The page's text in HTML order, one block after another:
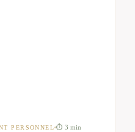
PERSONNEL ⏱ 3 min